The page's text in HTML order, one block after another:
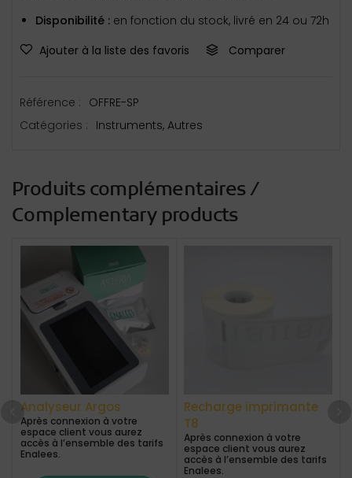
Disponibilité : en fonction du stock, livré en 24 ou 72h
Ajouter à la liste des favoris
Comparer
Référence : OFFRE-SP
Catégories : Instruments, Autres
Produits complémentaires /
Complementary products
Analyseur Argos
Après connexion à votre
espace client vous aurez
accès à l’ensemble des tarifs
Enalees.
Recharge imprimante
T8
Après connexion à votre
espace client vous aurez
accès à l’ensemble des tarifs
Enalees.